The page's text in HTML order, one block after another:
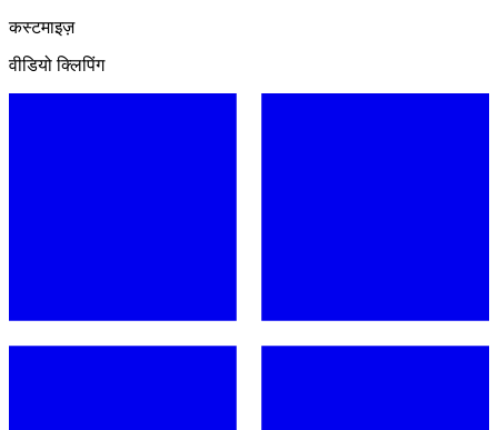
कस्टमाइज़
वीडियो क्लिपिंग